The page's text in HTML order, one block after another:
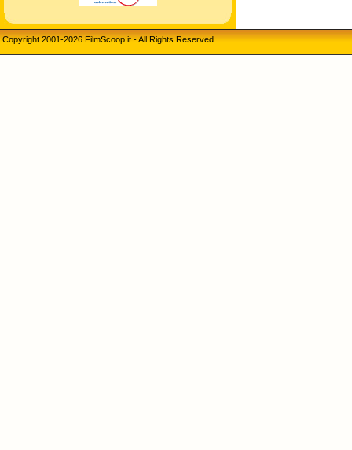
Copyright 2001-2026 FilmScoop.it - All Rights Reserved